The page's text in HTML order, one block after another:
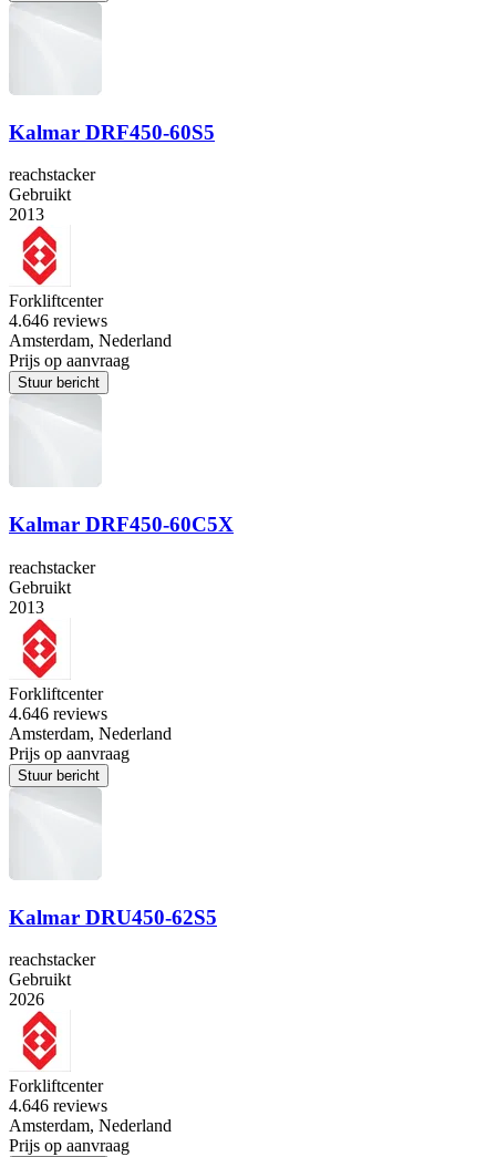
Kalmar DRF450-60S5
reachstacker
Gebruikt
2013
Forkliftcenter
4.646 reviews
Amsterdam, Nederland
Prijs op aanvraag
Stuur bericht
Kalmar DRF450-60C5X
reachstacker
Gebruikt
2013
Forkliftcenter
4.646 reviews
Amsterdam, Nederland
Prijs op aanvraag
Stuur bericht
Kalmar DRU450-62S5
reachstacker
Gebruikt
2026
Forkliftcenter
4.646 reviews
Amsterdam, Nederland
Prijs op aanvraag